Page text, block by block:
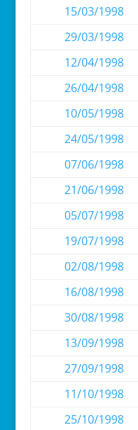
15/03/1998
29/03/1998
12/04/1998
26/04/1998
10/05/1998
24/05/1998
07/06/1998
21/06/1998
05/07/1998
19/07/1998
02/08/1998
16/08/1998
30/08/1998
13/09/1998
27/09/1998
11/10/1998
25/10/1998